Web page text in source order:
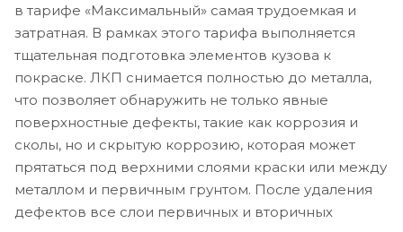
в тарифе «Максимальный» самая трудоемкая и
затратная. В рамках этого тарифа выполняется
тщательная подготовка элементов кузова к
покраске. ЛКП снимается полностью до металла,
что позволяет обнаружить не только явные
поверхностные дефекты, такие как коррозия и
сколы, но и скрытую коррозию, которая может
прятаться под верхними слоями краски или между
металлом и первичным грунтом. После удаления
дефектов все слои первичных и вторичных